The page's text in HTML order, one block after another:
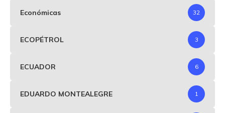
Económicas 32
ECOPÉTROL 3
ECUADOR 6
EDUARDO MONTEALEGRE 1